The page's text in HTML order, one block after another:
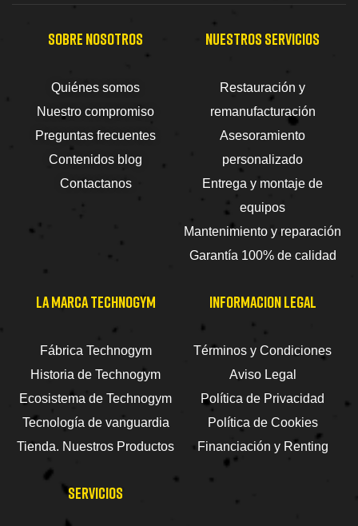
SOBRE NOSOTROS
Quiénes somos
Nuestro compromiso
Preguntas frecuentes
Contenidos blog
Contactanos
NUESTROS SERVICIOS
Restauración y
remanufacturación
Asesoramiento
personalizado
Entrega y montaje de
equipos
Mantenimiento y reparación
Garantía 100% de calidad
LA MARCA TECHNOGYM
Fábrica Technogym
Historia de Technogym
Ecosistema de Technogym
Tecnología de vanguardia
Tienda. Nuestros Productos
INFORMACION LEGAL
Términos y Condiciones
Aviso Legal
Política de Privacidad
Política de Cookies
Financiación y Renting
SERVICIOS